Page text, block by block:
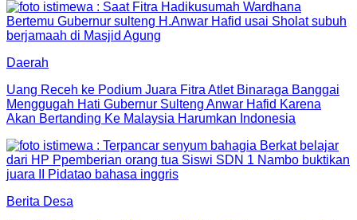
Daerah
Uang Receh ke Podium Juara Fitra Atlet Binaraga Banggai
Menggugah Hati Gubernur Sulteng Anwar Hafid Karena
Akan Bertanding Ke Malaysia Harumkan Indonesia
Berita Desa